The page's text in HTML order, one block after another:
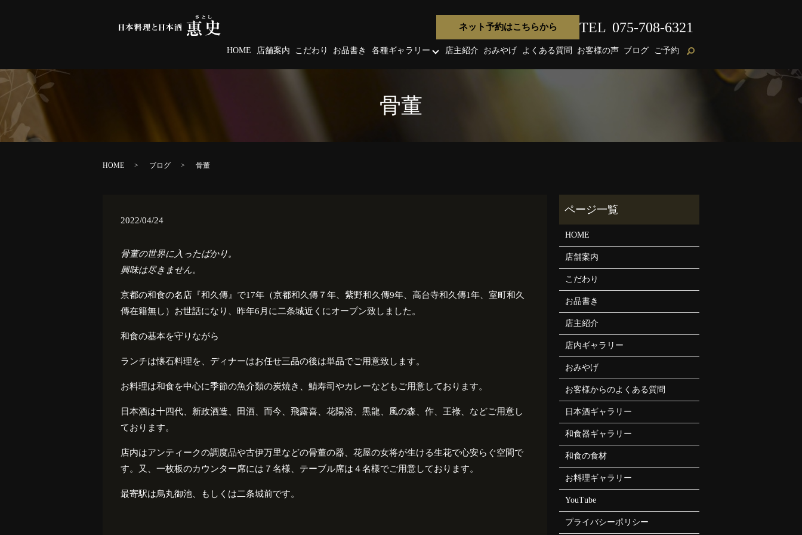
HOME 店舗案内 こだわり お品書き 各種ギャラリー 店主紹介 おみやげ よくある質問 お客様の声 ブログ ご予約
ネット予約はこちらから TEL 075-708-6321
骨董
HOME ブログ 骨董
2022/04/24
骨董の世界に入ったばかり。
興味は尽きません。
京都の和食の名店『和久傳』で17年（京都和久傳７年、紫野和久傳9年、高台寺和久傳1年、室町和久
傳在籍無し）お世話になり、昨年6 月に二条城近くにオープン致しました。
和食の基本を守りながら
ランチは懐石料理を、ディナーはお任せ三品の後は単品でご用意致します。
お料理は和食を中心に季節の魚介類の炭焼き、鯖寿司やカレーなどもご用意しております。
日本酒は十四代、新政酒造、田酒、而今、飛露喜、花陽浴、黒龍、風の森、作、王祿、などご用意し
ております。
店内はアンティークの調度品や古伊万里などの骨董の器、花屋の女将が生ける生花で心安らぐ空間で
す。又、一枚板のカウンター席には７名様、テーブル席は４名様でご用意しております。
最寄駅は烏丸御池、もしくは二条城前です。
HOME
店舗案内
こだわり
お品書き
店主紹介
店内ギャラリー
おみやげ
お客様からのよくある質問
日本酒ギャラリー
和食器ギャラリー
和食の食材
お料理ギャラリー
YouTube
プライバシーポリシー